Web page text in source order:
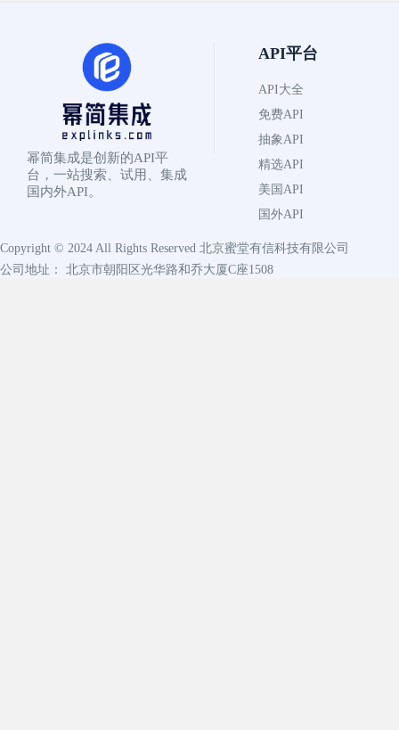
幂简集成是创新的API平
台，一站搜索、试用、集成
国内外API。
API平台
API大全
免费API
抽象API
精选API
美国API
国外API
Copyright © 2024 All Rights Reserved 北京蜜堂有信科技有限公司
公司地址： 北京市朝阳区光华路和乔大厦C座1508